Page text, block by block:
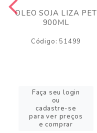
OLEO SOJA LIZA PET
900ML
Código: 51499
Faça seu login
ou
cadastre-se
para ver preços
e comprar